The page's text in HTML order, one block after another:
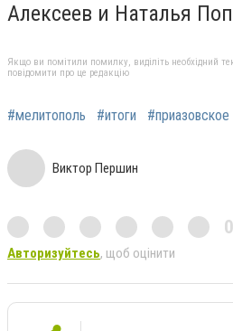
Алексеев и Наталья
Якщо ви помітили помилку, виділіть необхідний
повідомити про це редакцію
#мелитополь #итоги #приазовское
Виктор Першин
Авторизуйтесь, щоб оцінити